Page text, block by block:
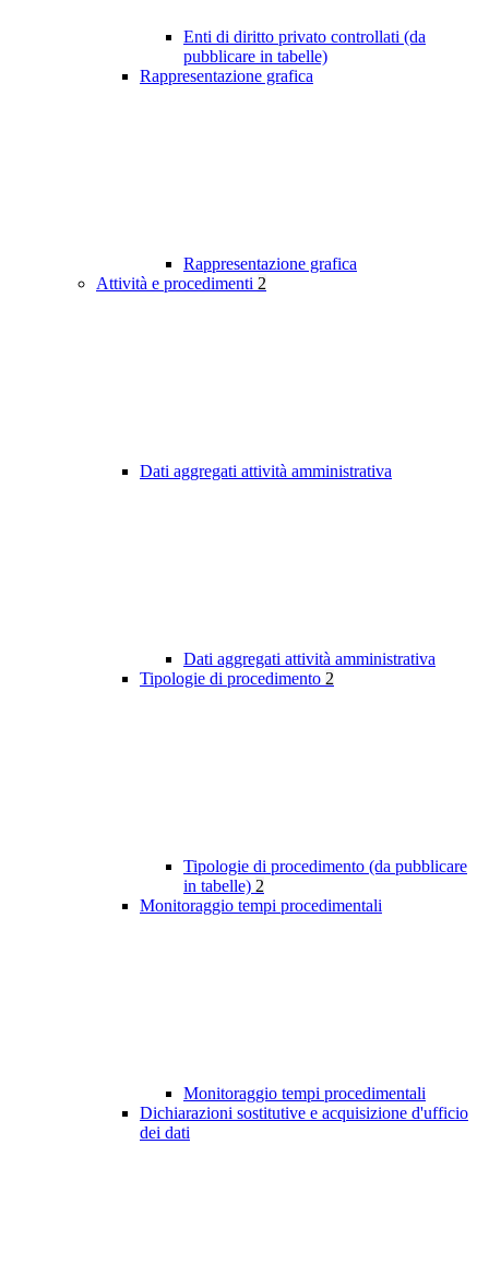
Enti di diritto privato controllati (da
pubblicare in tabelle)
Rappresentazione grafica
Rappresentazione grafica
Attività e procedimenti 2
Dati aggregati attività amministrativa
Dati aggregati attività amministrativa
Tipologie di procedimento 2
Tipologie di procedimento (da pubblicare
in tabelle) 2
Monitoraggio tempi procedimentali
Monitoraggio tempi procedimentali
Dichiarazioni sostitutive e acquisizione d'ufficio
dei dati